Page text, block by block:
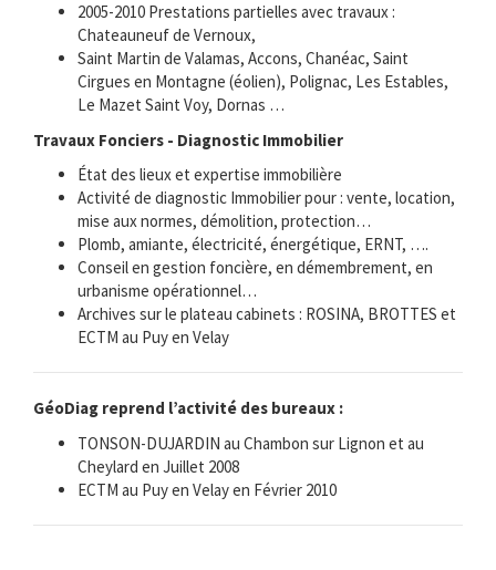
2005-2010 Prestations partielles avec travaux :
Chateauneuf de Vernoux,
Saint Martin de Valamas, Accons, Chanéac, Saint
Cirgues en Montagne (éolien), Polignac, Les Estables,
Le Mazet Saint Voy, Dornas …
Travaux Fonciers - Diagnostic Immobilier
État des lieux et expertise immobilière
Activité de diagnostic Immobilier pour : vente, location,
mise aux normes, démolition, protection…
Plomb, amiante, électricité, énergétique, ERNT, ….
Conseil en gestion foncière, en démembrement, en
urbanisme opérationnel…
Archives sur le plateau cabinets : ROSINA, BROTTES et
ECTM au Puy en Velay
GéoDiag reprend l’activité des bureaux :
TONSON-DUJARDIN au Chambon sur Lignon et au
Cheylard en Juillet 2008
ECTM au Puy en Velay en Février 2010